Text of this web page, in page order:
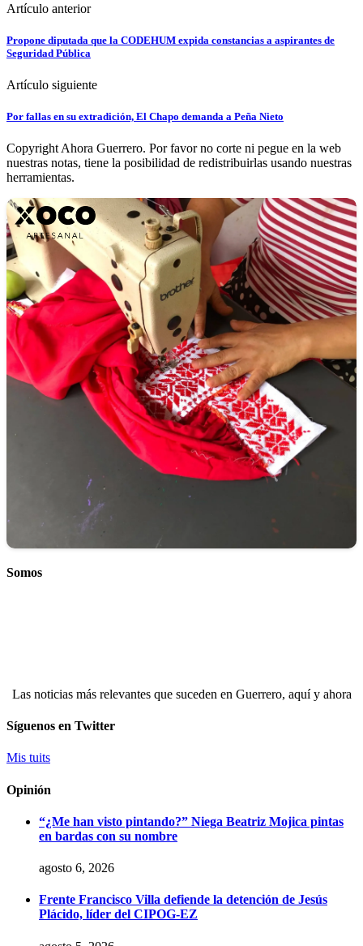
Artículo anterior
Propone diputada que la CODEHUM expida constancias a aspirantes de
Seguridad Pública
Artículo siguiente
Por fallas en su extradición, El Chapo demanda a Peña Nieto
Copyright Ahora Guerrero. Por favor no corte ni pegue en la web
nuestras notas, tiene la posibilidad de redistribuirlas usando nuestras
herramientas.
Somos
Las noticias más relevantes que suceden en Guerrero, aquí y ahora
Síguenos en Twitter
Mis tuits
Opinión
“¿Me han visto pintando?” Niega Beatriz Mojica pintas
en bardas con su nombre
agosto 6, 2026
Frente Francisco Villa defiende la detención de Jesús
Plácido, líder del CIPOG-EZ